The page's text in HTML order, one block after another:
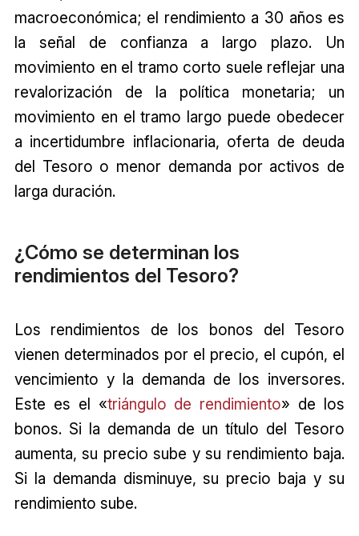
macroeconómica; el rendimiento a 30 años es
la señal de confianza a largo plazo. Un
movimiento en el tramo corto suele reflejar una
revalorización de la política monetaria; un
movimiento en el tramo largo puede obedecer
a incertidumbre inflacionaria, oferta de deuda
del Tesoro o menor demanda por activos de
larga duración.
¿Cómo se determinan los
rendimientos del Tesoro?
Los rendimientos de los bonos del Tesoro
vienen determinados por el precio, el cupón, el
vencimiento y la demanda de los inversores.
Este es el «triángulo de rendimiento» de los
bonos. Si la demanda de un título del Tesoro
aumenta, su precio sube y su rendimiento baja.
Si la demanda disminuye, su precio baja y su
rendimiento sube.